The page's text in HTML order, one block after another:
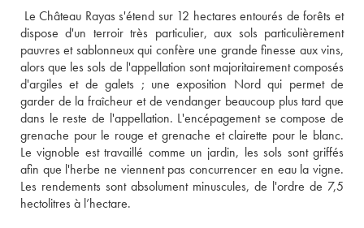
Le Château Rayas s'étend sur 12 hectares entourés de forêts et
dispose d'un terroir très particulier, aux sols particulièrement
pauvres et sablonneux qui confère une grande finesse aux vins,
alors que les sols de l'appellation sont majoritairement composés
d'argiles et de galets ; une exposition Nord qui permet de
garder de la fraîcheur et de vendanger beaucoup plus tard que
dans le reste de l'appellation. L'encépagement se compose de
grenache pour le rouge et grenache et clairette pour le blanc.
Le vignoble est travaillé comme un jardin, les sols sont griffés
afin que l'herbe ne viennent pas concurrencer en eau la vigne.
Les rendements sont absolument minuscules, de l'ordre de 7,5
hectolitres à l’hectare.